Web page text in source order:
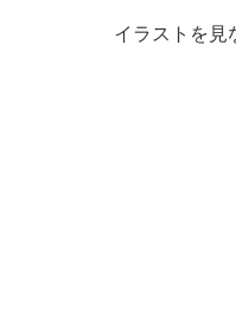
イラストを見